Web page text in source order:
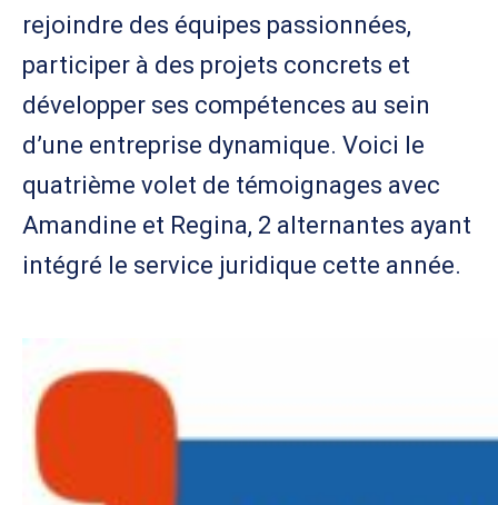
rejoindre des équipes passionnées,
participer à des projets concrets et
développer ses compétences au sein
d’une entreprise dynamique. Voici le
quatrième volet de témoignages avec
Amandine et Regina, 2 alternantes ayant
intégré le service juridique cette année.